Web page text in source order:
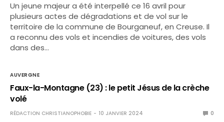
Un jeune majeur a été interpellé ce 16 avril pour
plusieurs actes de dégradations et de vol sur le
territoire de la commune de Bourganeuf, en Creuse. Il
a reconnu des vols et incendies de voitures, des vols
dans des…
AUVERGNE
Faux-la-Montagne (23) : le petit Jésus de la crèche
volé
RÉDACTION CHRISTIANOPHOBIE 10 JANVIER 2024 0